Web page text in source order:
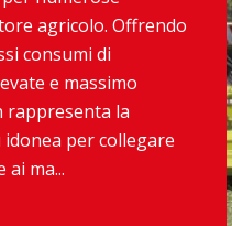
agricolo. Offrendo
consumi di
e massimo
rappresenta la
per collegare
ai ma...